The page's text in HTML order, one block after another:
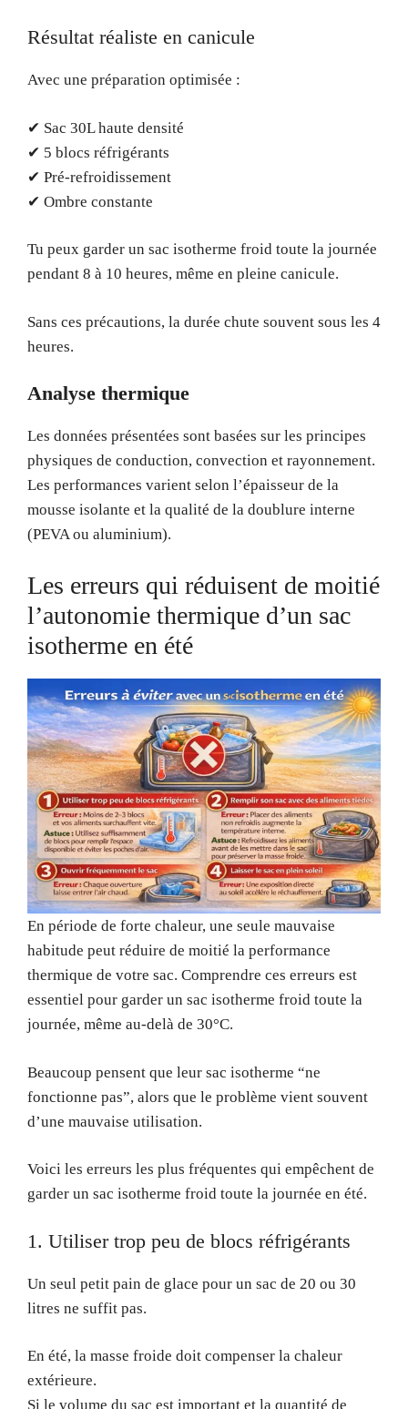
Résultat réaliste en canicule
Avec une préparation optimisée :
✔ Sac 30L haute densité
✔ 5 blocs réfrigérants
✔ Pré-refroidissement
✔ Ombre constante
Tu peux garder un sac isotherme froid toute la journée
pendant 8 à 10 heures, même en pleine canicule.
Sans ces précautions, la durée chute souvent sous les 4
heures.
Analyse thermique
Les données présentées sont basées sur les principes
physiques de conduction, convection et rayonnement.
Les performances varient selon l’épaisseur de la
mousse isolante et la qualité de la doublure interne
(PEVA ou aluminium).
Les erreurs qui réduisent de moitié
l’autonomie thermique d’un sac
isotherme en été
En période de forte chaleur, une seule mauvaise
habitude peut réduire de moitié la performance
thermique de votre sac. Comprendre ces erreurs est
essentiel pour garder un sac isotherme froid toute la
journée, même au-delà de 30°C.
Beaucoup pensent que leur sac isotherme “ne
fonctionne pas”, alors que le problème vient souvent
d’une mauvaise utilisation.
Voici les erreurs les plus fréquentes qui empêchent de
garder un sac isotherme froid toute la journée en été.
1. Utiliser trop peu de blocs réfrigérants
Un seul petit pain de glace pour un sac de 20 ou 30
litres ne suffit pas.
En été, la masse froide doit compenser la chaleur
extérieure.
Si le volume du sac est important et la quantité de